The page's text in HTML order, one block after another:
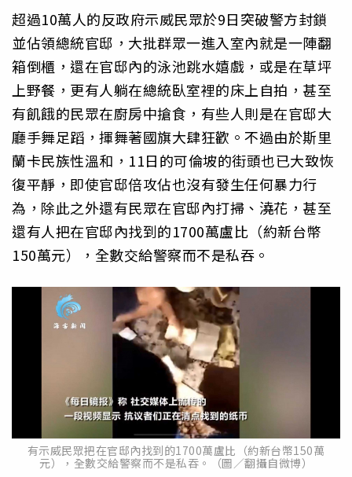
超過10萬人的反政府示威民眾於9日突破警方封鎖
並佔領總統官邸，大批群眾一進入室內就是一陣翻
箱倒櫃，還在官邸內的泳池跳水嬉戲，或是在草坪
上野餐，更有人躺在總統臥室裡的床上自拍，甚至
有飢餓的民眾在廚房中搶食，有些人則是在官邸大
廳手舞足蹈，揮舞著國旗大肆狂歡。不過由於斯里
蘭卡民族性溫和，11日的可倫坡的街頭也已大致恢
復平靜，即使官邸倍攻佔也沒有發生任何暴力行
為，除此之外還有民眾在官邸內打掃、澆花，甚至
還有人把在官邸內找到的1700萬盧比（約新台幣
150萬元），全數交給警察而不是私吞。
有示威民眾把在官邸內找到的1700萬盧比（約新台幣150萬
元），全數交給警察而不是私吞。（圖／翻攝自微博）